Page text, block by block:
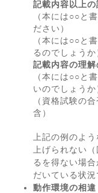
記載内容以上の
（本には○○と
ださい）
（本には○○と
るのでしょうか
記載内容の理解
（本には○○と
いのでしょうか
（資格試験の
含）
上記の例のよ
上げられない
るを得ない場
だいている状況
動作環境の相違